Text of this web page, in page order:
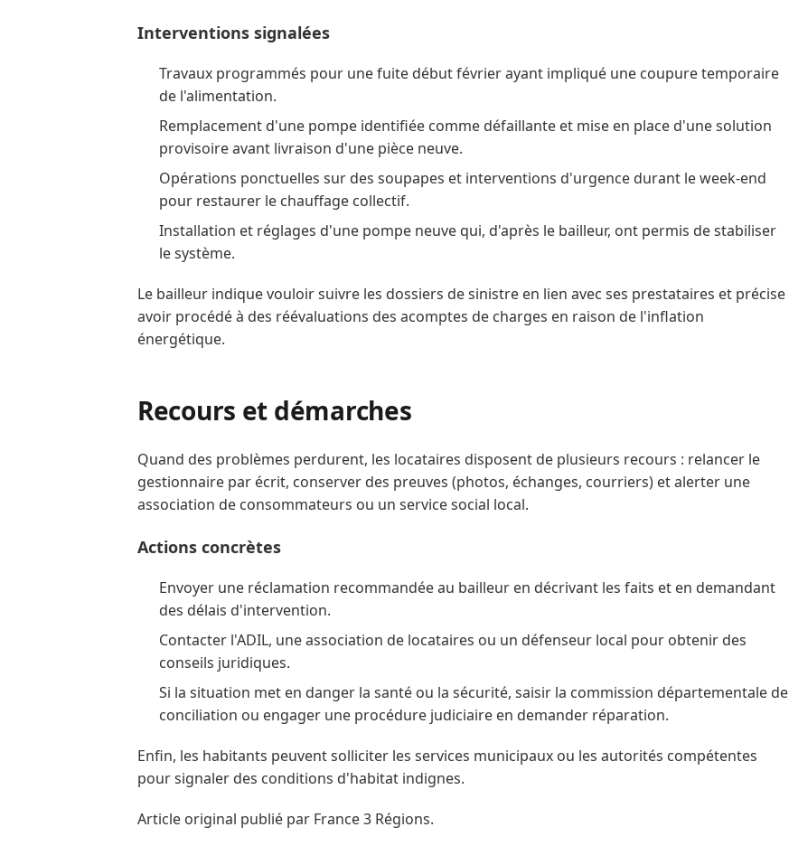
Interventions signalées
Travaux programmés pour une fuite début février ayant impliqué une coupure temporaire
de l'alimentation.
Remplacement d'une pompe identifiée comme défaillante et mise en place d'une solution
provisoire avant livraison d'une pièce neuve.
Opérations ponctuelles sur des soupapes et interventions d'urgence durant le week‑end
pour restaurer le chauffage collectif.
Installation et réglages d'une pompe neuve qui, d'après le bailleur, ont permis de stabiliser
le système.
Le bailleur indique vouloir suivre les dossiers de sinistre en lien avec ses prestataires et précise
avoir procédé à des réévaluations des acomptes de charges en raison de l'inflation
énergétique.
Recours et démarches
Quand des problèmes perdurent, les locataires disposent de plusieurs recours : relancer le
gestionnaire par écrit, conserver des preuves (photos, échanges, courriers) et alerter une
association de consommateurs ou un service social local.
Actions concrètes
Envoyer une réclamation recommandée au bailleur en décrivant les faits et en demandant
des délais d'intervention.
Contacter l'ADIL, une association de locataires ou un défenseur local pour obtenir des
conseils juridiques.
Si la situation met en danger la santé ou la sécurité, saisir la commission départementale de
conciliation ou engager une procédure judiciaire en demander réparation.
Enfin, les habitants peuvent solliciter les services municipaux ou les autorités compétentes
pour signaler des conditions d'habitat indignes.
Article original publié par France 3 Régions.